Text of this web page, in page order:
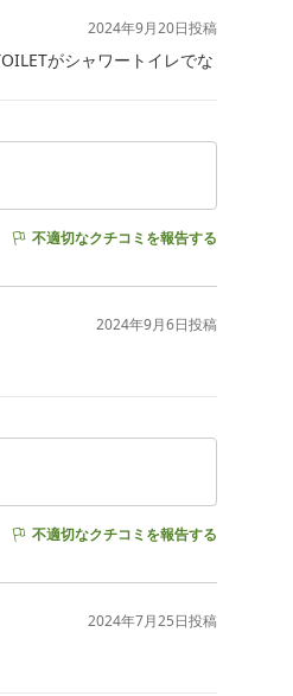
2024年9月20日投稿
がシャワートイレでな
不適切なクチコミを報告する
2024年9月6日投稿
不適切なクチコミを報告する
2024年7月25日投稿